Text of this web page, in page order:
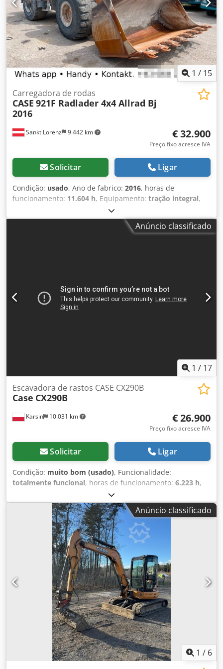
600 mm Regulação da pressão dos rolos Construção
estável em ferro fundido Acionamento elétrico Mesa de
trabalho Estado: usada Aplicações: produção de livros em
capa dura, encadernadoras, gráficas, empresas de
impressão, produção de álbuns, catálogos e capas.
1 / 15
Sankt Lorenz 9.442 km
Carregadora de rodas
CASE 921F Radlader 4x4 Allrad Bj
2016
€ 32.900
Preço fixo acresce IVA
Solicitar Ligar
Condição: usado, Ano de fabrico: 2016, horas de
funcionamento: 11.604 h, Equipamento: tração integral,
ligar (Contato · Telefone · Telemóvel · WhatsApp) * Case
921F pá carregadora 4x4 tração total * Aquecimento / Ar
condicionado * Ano de fabrico: 2016 * Nº de chassis:
Anúncio classificado
1 / 17
Karsin 10.031 km
Escavadora de rastos CASE CX290B
Case CX290B
€ 26.900
Preço fixo acresce IVA
Solicitar Ligar
Condição: muito bom (usado), Funcionalidade:
totalmente funcional, horas de funcionamento: 6.223 h,
Escavadora de rastos CASE CX290B Hidráulica Kawasaki
Motor Isuzu Dsdpfxjygy Awe Abmsck Dados técnicos: -
Motor: Isuzu AH-6HK1X (6 cilindros, turboalimentado,
Common Rail). - Potência do motor: aprox. 154 kW (209 CV)
a 1800 rpm. - Peso operacional: aprox. 29.100 kg - 30.000
kg (dependendo do equipamento). - Sistema hidráulico:
Bombas de pistão de deslocamento variável (Kawasaki),
garantindo movimentos combinados suaves. - Alcance
máximo de escavação: aprox. 10,5 - 10,7 m. - Profundidade
máxima de escavação: aprox. 7,1 m. - Capacidade do
balde: padrão aprox. 1,2 - 1,6 m³. - Horas de
funcionamento: Originais 6223 h – máquina bem mantida,
regularmente assistida, contador totalmente funcional e
legível. Vantagens do modelo CX290B: - Acoplamento
hidráulico rápido: Permite troca rápida e eficiente de
implementos sem sair da cabine. - Circuito hidráulico
completo: Máquina equipada com saídas adicionais no
Anúncio classificado
1 / 6